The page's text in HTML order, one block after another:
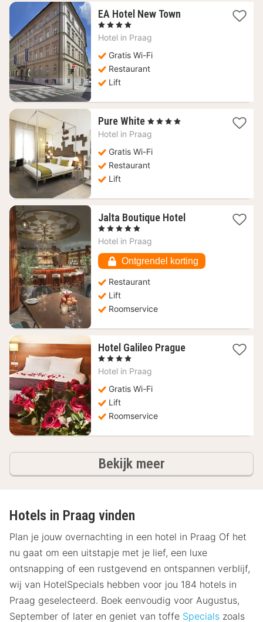
EA Hotel New Town1
, 4 Sterren
Hotel in Praag
Gratis Wi-Fi
Restaurant
Lift
Pure White 1
nacht
vanaf
63,73
€
, 4 Sterren
Hotel in Praag
Gratis Wi-Fi
Restaurant
Lift
Jalta Boutique Hotel1
€
, 5 Sterren
Hotel in Praag
Ontgrendel korting
Restaurant
Lift
Roomservice
Hotel Galileo Prague1
, 4 Sterren
Hotel in Praag
Gratis Wi-Fi
Lift
Roomservice
Bekijk meerhotels
Hotels in Praag vinden
Plan je jouw overnachting in een hotel in Praag Of het
nu gaat om een uitstapje met je lief, een luxe
ontsnapping of een rustgevend en ontspannen verblijf,
wij van HotelSpecials hebben voor jou 184 hotels in
Praag geselecteerd. Boek eenvoudig voor Augustus,
September of later en geniet van toffe Specials zoals